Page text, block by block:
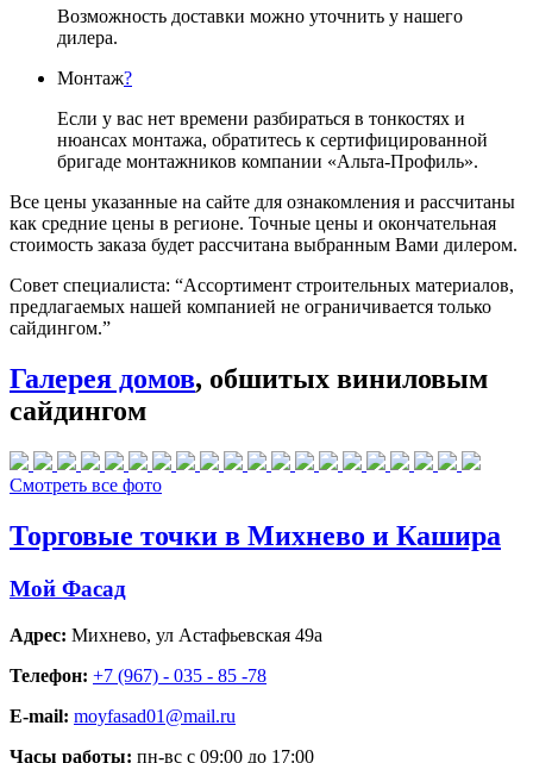
Возможность доставки можно уточнить у нашего
дилера.
Монтаж?
Если у вас нет времени разбираться в тонкостях и
нюансах монтажа, обратитесь к сертифицированной
бригаде монтажников компании «Альта-Профиль».
Все цены указанные на сайте для ознакомления и рассчитаны
как средние цены в регионе. Точные цены и окончательная
стоимость заказа будет рассчитана выбранным Вами дилером.
Совет специалиста: “Ассортимент строительных материалов,
предлагаемых нашей компанией не ограничивается только
сайдингом.”
Галерея домов, обшитых виниловым
сайдингом
Смотреть все фото
Торговые точки в Михнево и Кашира
Мой Фасад
Адрес: Михнево, ул Астафьевская 49а
Телефон: +7 (967) - 035 - 85 -78
E-mail: moyfasad01@mail.ru
Часы работы: пн-вс с 09:00 до 17:00